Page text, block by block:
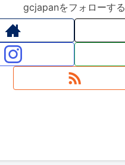
gcjapanをフォローする